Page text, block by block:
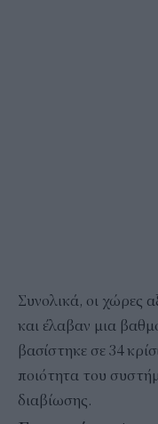
Συνολικά, οι χώρες
και έλαβαν μια
βασίστηκε σε 34
ποιότητα του
διαβίωσης.